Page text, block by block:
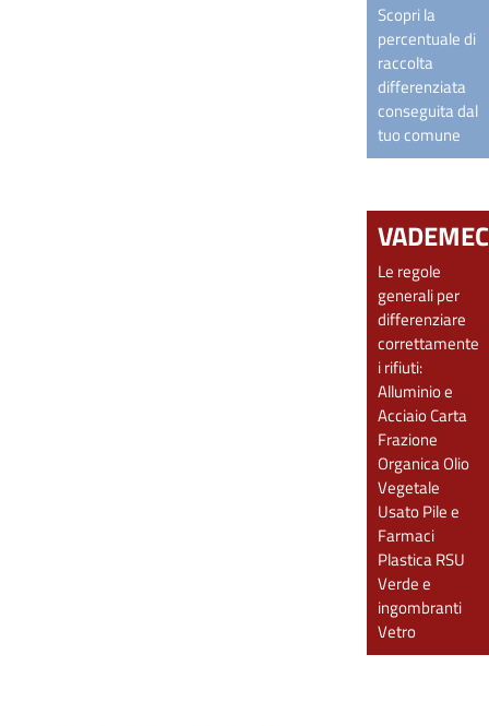
Scopri la
percentuale di
raccolta
differenziata
conseguita dal
tuo comune
Le regole
generali per
differenziare
correttamente
i rifiuti:
Alluminio e
AcciaioCarta
Frazione
OrganicaOlio
Vegetale
UsatoPile e
Farmaci
PlasticaRSU
Verde e
ingombranti
Vetro